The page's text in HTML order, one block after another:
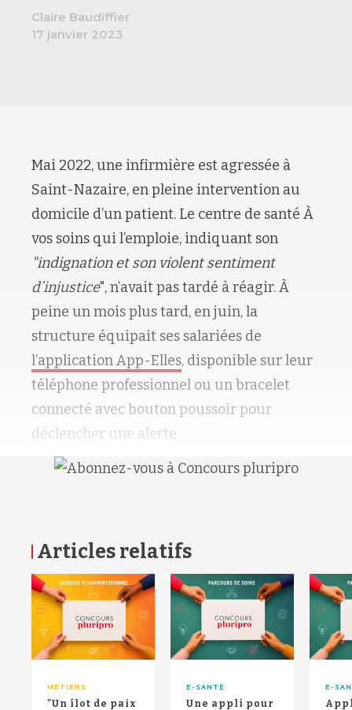
Claire Baudiffier
17 janvier 2023
Mai 2022, une infirmière est agressée à
Saint-Nazaire, en pleine intervention au
domicile d’un patient. Le centre de santé À
vos soins qui l’emploie, indiquant son
"indignation et son violent sentiment
d’injustice", n’avait pas tardé à réagir. À
peine un mois plus tard, en juin, la
structure équipait ses salariées de
l’application App-Elles, disponible sur leur
téléphone professionnel ou un bracelet
connecté avec bouton poussoir pour
déclencher une alerte
Articles relatifs
MÉTIERS
"Un îlot de paix
E-SANTÉ
Une appli pour
E-
RETOUR HAUT DE PAGE